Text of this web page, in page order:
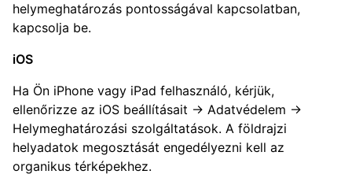
helymeghatározás pontosságával kapcsolatban,
kapcsolja be.
iOS
Ha Ön iPhone vagy iPad felhasználó, kérjük,
ellenőrizze az iOS beállításait → Adatvédelem →
Helymeghatározási szolgáltatások. A földrajzi
helyadatok megosztását engedélyezni kell az
organikus térképekhez.